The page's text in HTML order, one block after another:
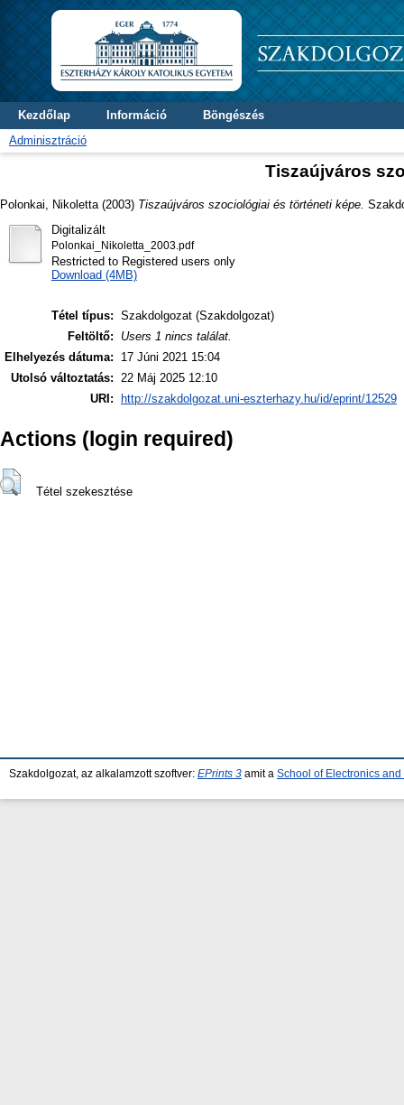
Kezdőlap Információ
Böngészés
Adminisztráció
Tiszaújváros
Polonkai, Nikoletta (2003) Tiszaújváros szociológiai és történeti képe.
Digitalizált
Polonkai_Nikoletta_2003.pdf
Restricted to Registered users only
Download (4MB)
Tétel típus: Szakdolgozat (Szakdolgozat)
Feltöltő:
Users 1 nincs találat.
Elhelyezés dátuma:
17 Júni 2021 15:04
Utolsó változtatás: 22 Máj 2025 12:10
URI:
http://szakdolgozat.uni-eszterhazy.hu/id/eprint/12529
Actions (login required)
Tétel szekesztése
Szakdolgozat, az alkalamzott szoftver: EPrints 3 amit a School of Electronics